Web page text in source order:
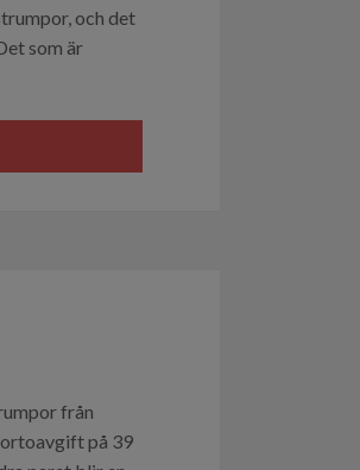
och det
som är
från
på 39